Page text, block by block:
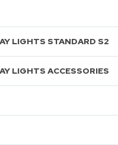
LIGHTS STANDARD S2
LIGHTS ACCESSORIES